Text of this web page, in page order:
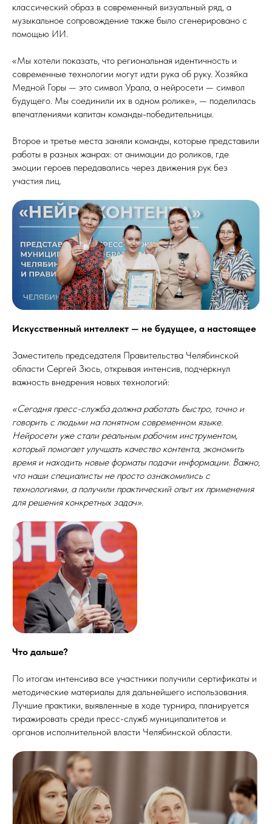
классический образ в современный визуальный ряд, а
музыкальное сопровождение также было сгенерировано с
помощью ИИ.
«Мы хотели показать, что региональная идентичность и
современные технологии могут идти рука об руку. Хозяйка
Медной Горы — это символ Урала, а нейросети — символ
будущего. Мы соединили их в одном ролике», — поделилась
впечатлениями капитан команды-победительницы.
Второе и третье места заняли команды, которые представили
работы в разных жанрах: от анимации до роликов, где
эмоции героев передавались через движения рук без
участия лиц.
Искусственный интеллект — не будущее, а настоящее
Заместитель председателя Правительства Челябинской
области Сергей Зюсь, открывая интенсив, подчеркнул
важность внедрения новых технологий:
«Сегодня пресс-служба должна работать быстро, точно и
говорить с людьми на понятном современном языке.
Нейросети уже стали реальным рабочим инструментом,
который помогает улучшать качество контента, экономить
время и находить новые форматы подачи информации. Важно,
что наши специалисты не просто ознакомились с
технологиями, а получили практический опыт их применения
для решения конкретных задач».
Что дальше?
По итогам интенсива все участники получили сертификаты и
методические материалы для дальнейшего использования.
Лучшие практики, выявленные в ходе турнира, планируется
тиражировать среди пресс-служб муниципалитетов и
органов исполнительной власти Челябинской области.